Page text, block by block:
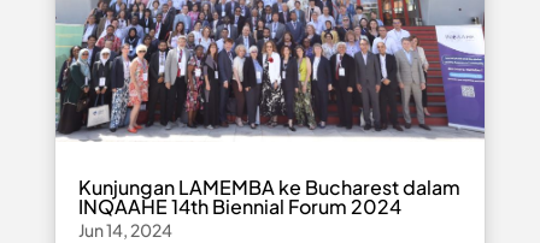
Kunjungan LAMEMBA ke Bucharest dalam
INQAAHE 14th Biennial Forum 2024
Jun 14, 2024